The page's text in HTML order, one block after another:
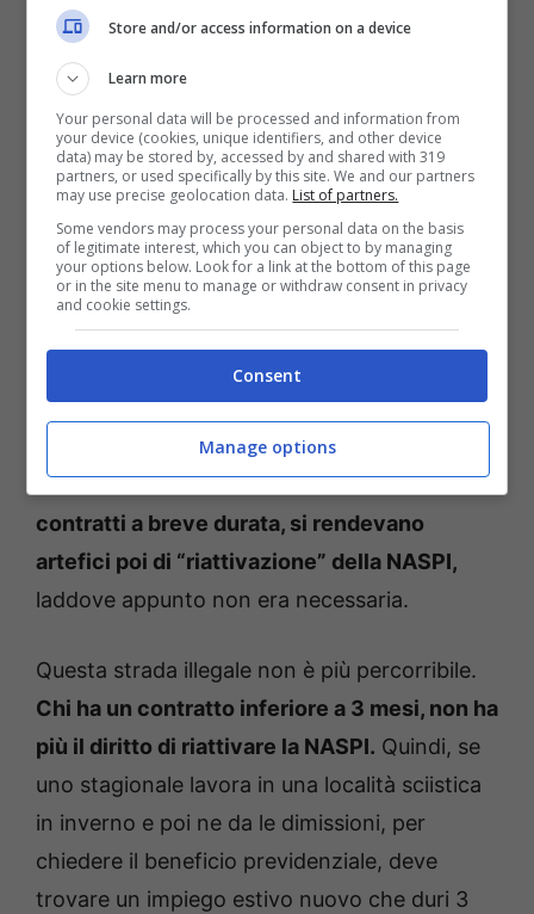
Come cambiano le regole NASPI, chi rischia di perdere
Sono i lavoratori stagionali ad avere la
peggio, se mancano anche di un solo giorno,
perdono tutto.
La modifica della normativa è stataintrodotta
al fine di contrastare condotte che violano la
legge da parte di datori di lavoro e
Il vecchio sistema li poneva al
centro di dinamiche proprio pulite.
Quelle in cuidavanti l’accettazione di
contratti a breve durata, si rendevano
artefici poi di “riattivazione” della NASPI,
laddove appunto non era necessaria.
Questa strada illegale non è più percorribile.
Chi ha un contratto inferiore a 3 mesi, non ha
più il diritto di riattivare la NASPI. Quindi, se
uno stagionale lavora in una località sciistica
in inverno e poi ne da le dimissioni, per
chiedere il beneficio previdenziale, deve
trovare un impiego estivo nuovo che duri 3
Store and/or access information on a device
Learn more
Your personal data will be processed and information from
your device (cookies, unique identifiers, and other device
data) may be stored by, accessed by and shared with 319
partners, or used specifically by this site. We and our partners
may use precise geolocation data. List of partners.
Some vendors may process your personal data on the basis
of legitimate interest, which you can object to by managing
your options below. Look for a link at the bottom of this page
or in the site menu to manage or withdraw consent in privacy
and cookie settings.
Consent
Manage options